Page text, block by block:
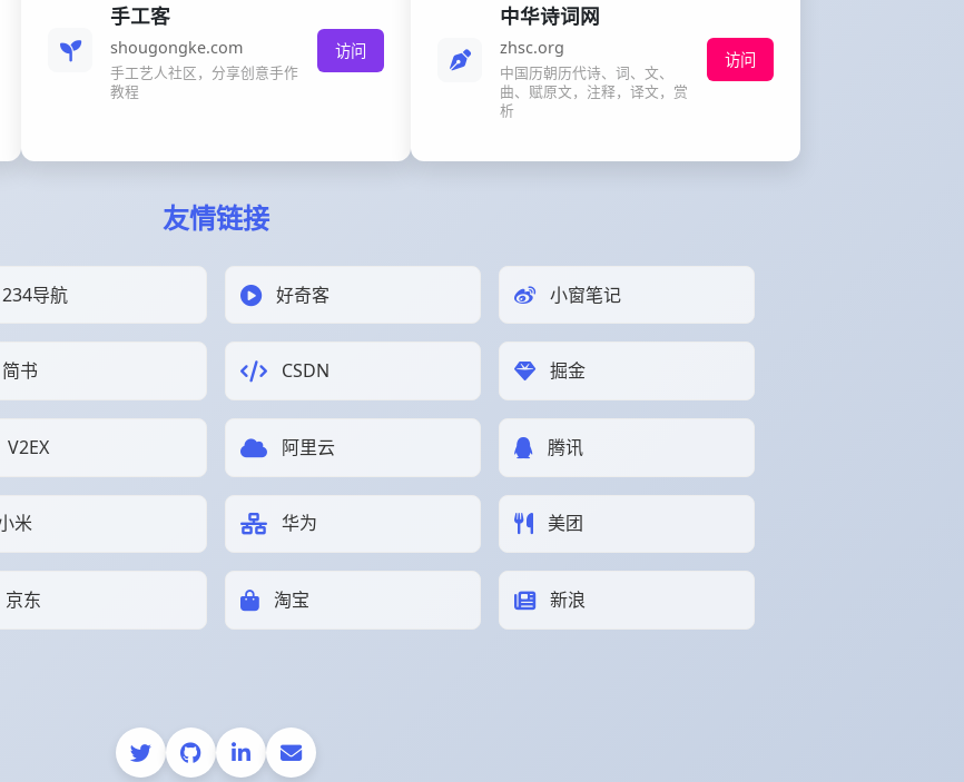
手工客
shougongke.com
手工艺人社区，分享创意手作
教程
访问
中华诗词网
zhsc.org
中国历朝历代诗、词、文、
曲、赋原文，注释，译文，赏
析
访问
友情链接
234导航 好奇客 小窗笔记
简书 CSDN 掘金
V2EX 阿里云 腾讯
米 华为 美团
京东 淘宝 新浪